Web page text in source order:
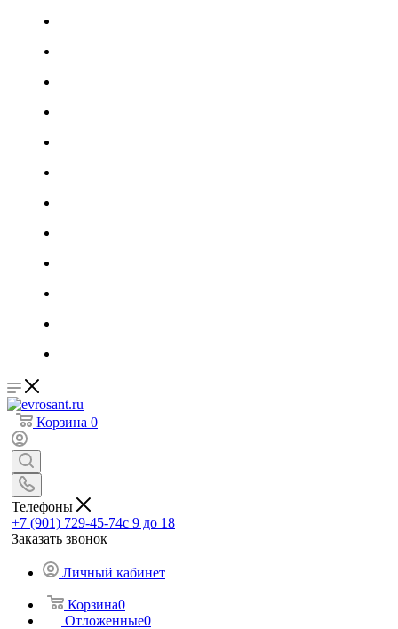
Корзина 0
Телефоны
+7 (901) 729-45-74c 9 до 18
Заказать звонок
Личный кабинет
Корзина0
Отложенные0